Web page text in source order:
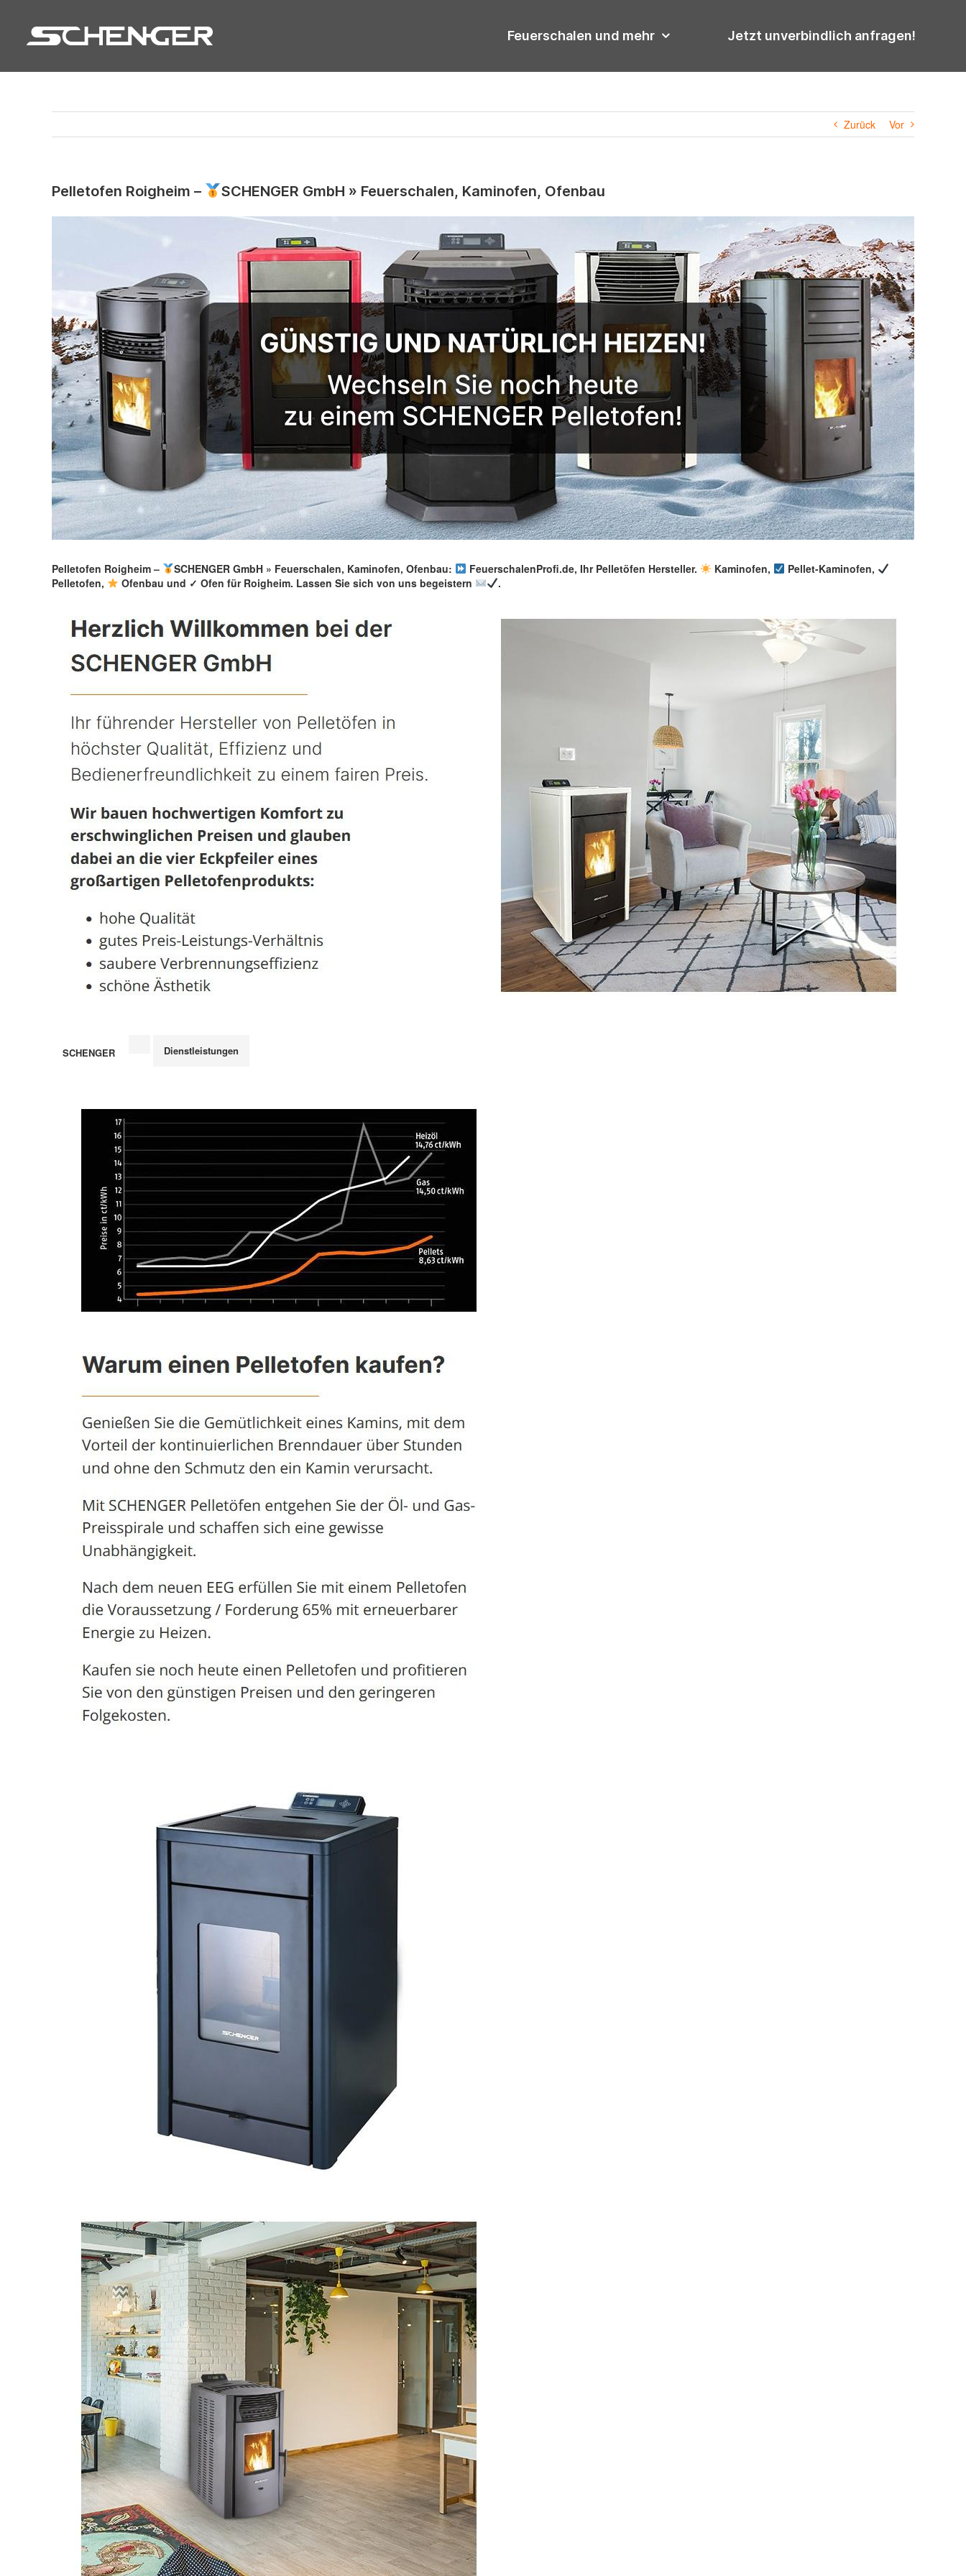
springen
Feuerschalen und mehr Jetzt unverbindlich anfragen!
Zurück Vor
Pelletofen Roigheim – SCHENGER GmbH » Feuerschalen, Kaminofen, Ofenbau
Pelletofen Roigheim – SCHENGER GmbH » Feuerschalen, Kaminofen, Ofenbau: FeuerschalenProfi.de, Ihr Pelletöfen Hersteller. Kaminofen,
Pellet-Kaminofen,
Pelletofen,
Ofenbau und ✓ Ofen für Roigheim. Lassen Sie sich von uns begeistern .
SCHENGER Dienstleistungen